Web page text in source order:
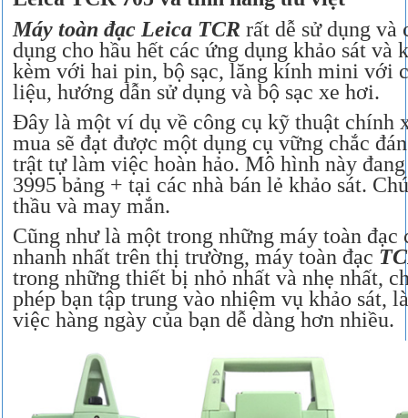
Máy toàn đạc Leica TCR rất dễ sử dụng và
dụng cho hầu hết các ứng dụng khảo sát và
kèm với hai pin, bộ sạc, lăng kính mini với
liệu, hướng dẫn sử dụng và bộ sạc xe hơi.
Đây là một ví dụ về công cụ kỹ thuật chính
mua sẽ đạt được một dụng cụ vững chắc
trật tự làm việc hoàn hảo. Mô hình này
3995 bảng + tại các nhà bán lẻ khảo sát.
thầu và may mắn.
Cũng như là một trong những máy toàn đạc
nhanh nhất trên thị trường, máy toàn đạc
trong những thiết bị nhỏ nhất và nhẹ nhất,
phép bạn tập trung vào nhiệm vụ khảo sát,
việc hàng ngày của bạn dễ dàng hơn nhiều.